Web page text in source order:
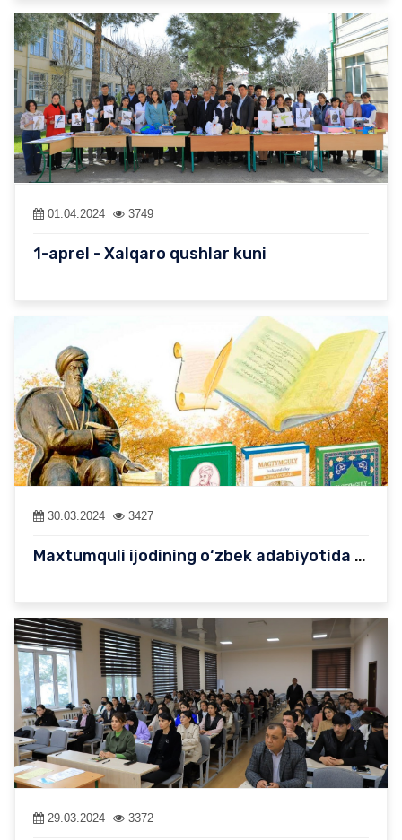
01.04.2024 3749
1-aprel - Xalqaro qushlar kuni
30.03.2024 3427
Maxtumquli ijodining o‘zbek adabiyotida tutgan o‘rni
29.03.2024 3372